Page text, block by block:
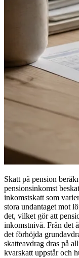
Skatt på pension
pensionsinkomst
inkomstskatt som
stora undantaget mot
det, vilket gör att
inkomstnivå. Från det
det förhöjda
skatteavdrag dras på
kvarskatt uppstår och